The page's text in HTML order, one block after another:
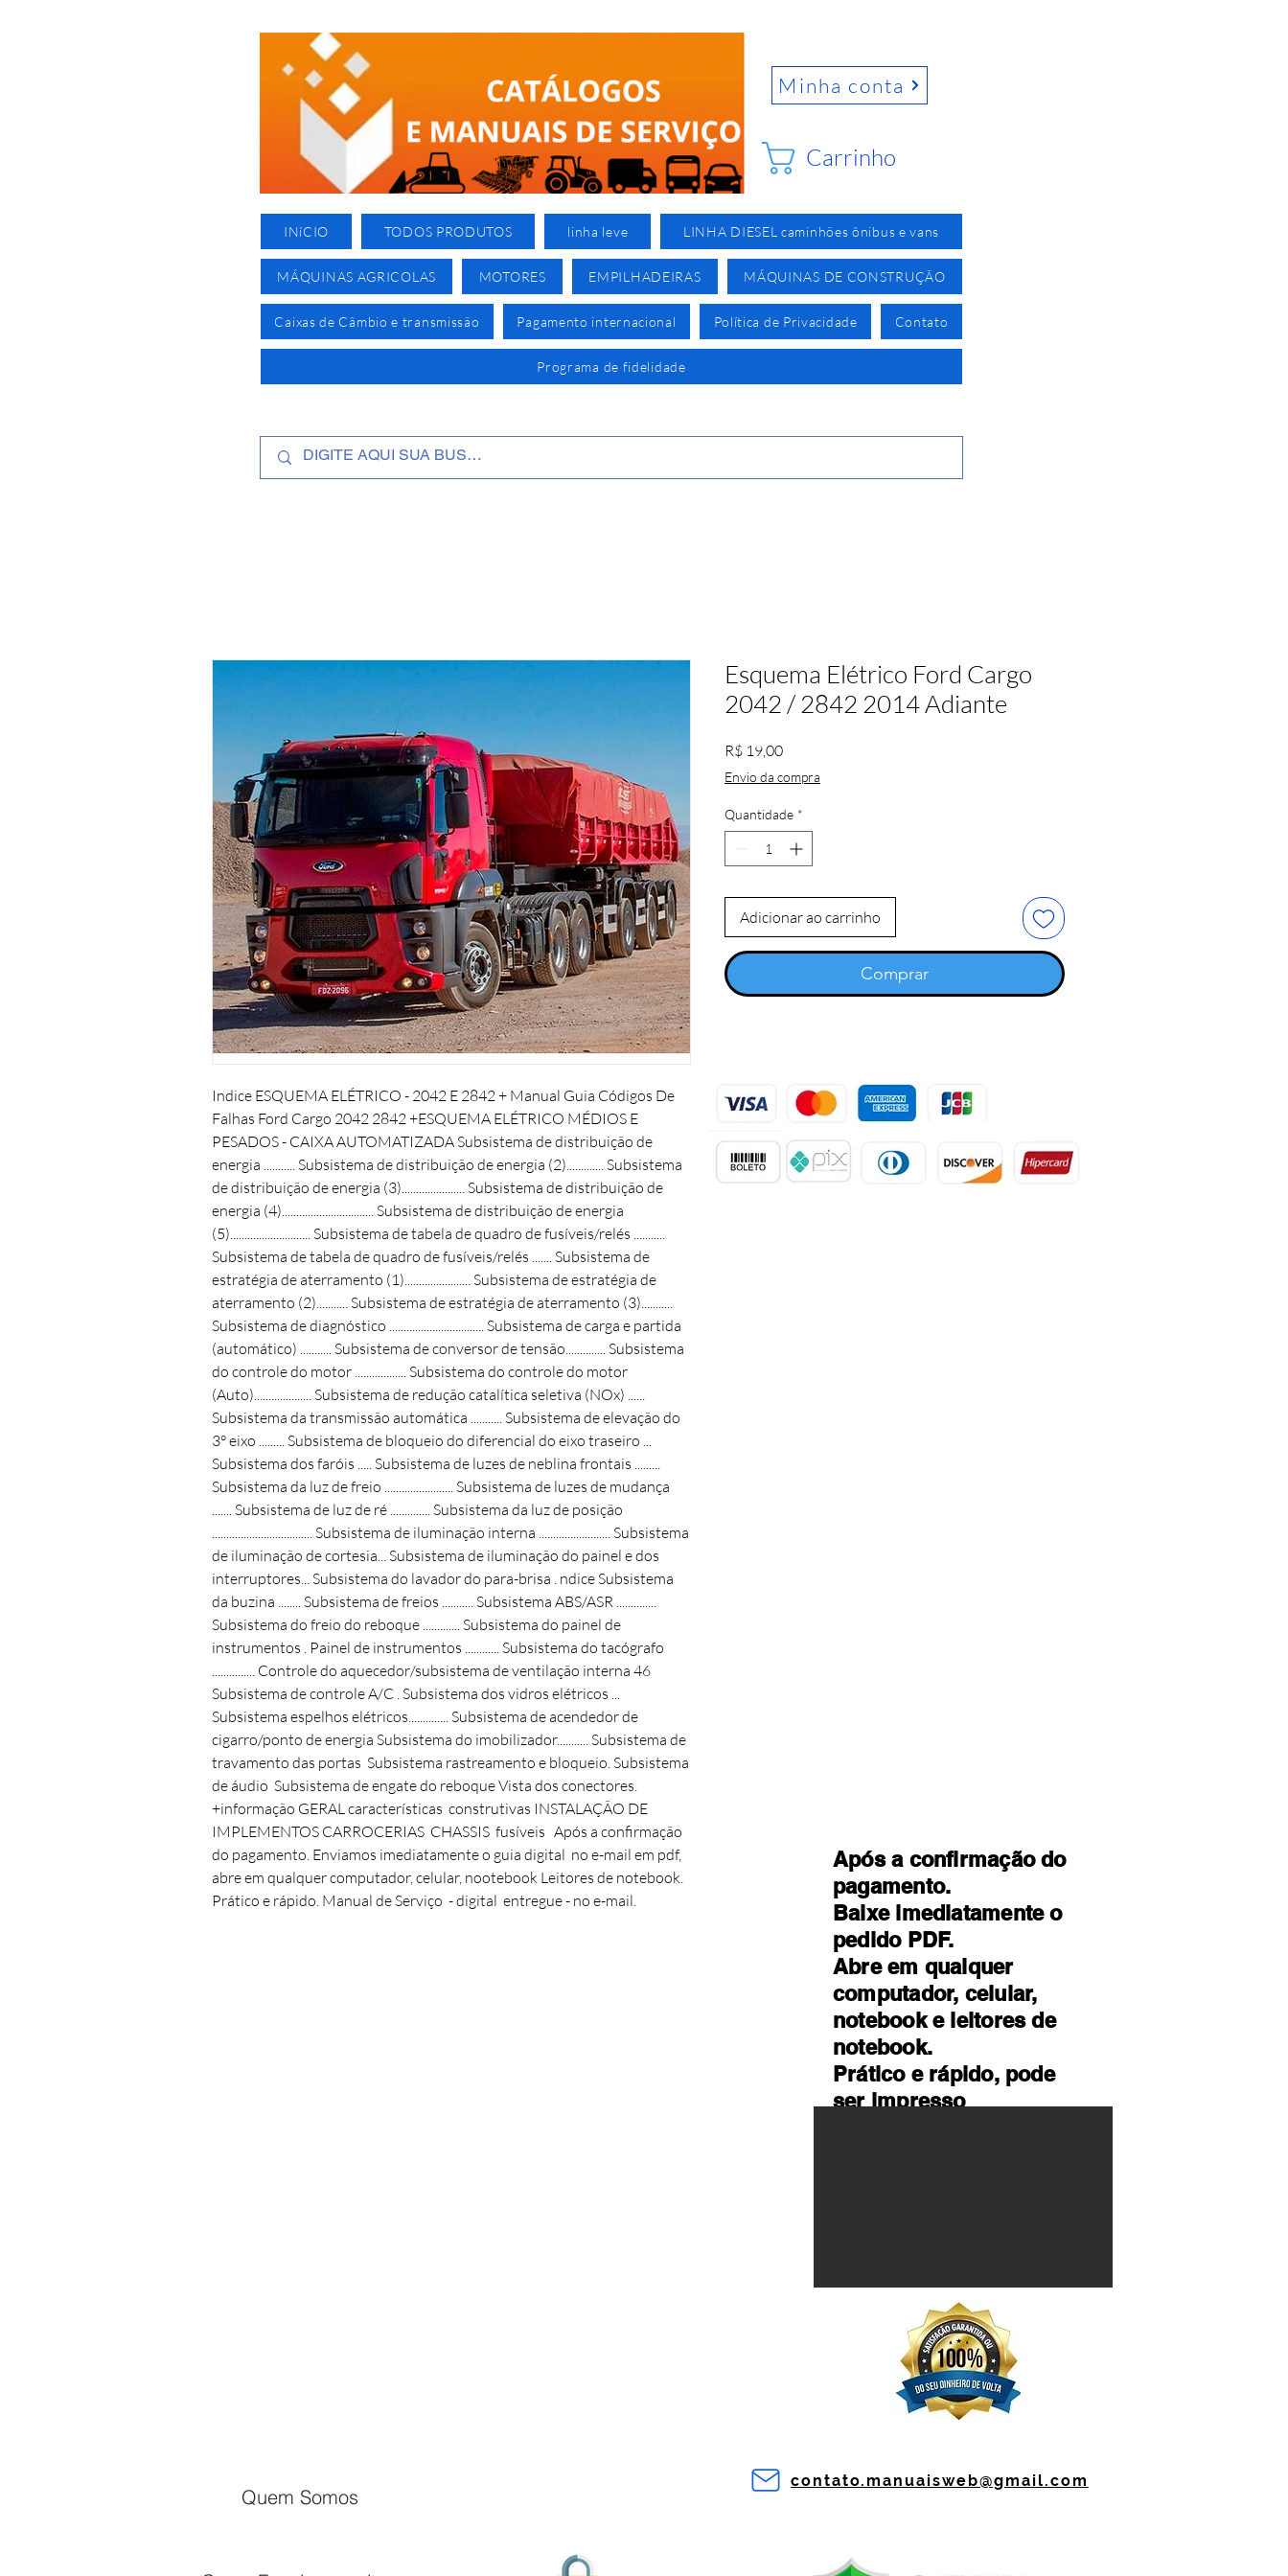
Minha conta
Carrinho
INíCIO TODOS PRODUTOS linha leve LINHA DIESEL caminhões ônibus e vans
MÁQUINAS AGRICOLAS MOTORES EMPILHADEIRAS MÁQUINAS DE CONSTRUÇÃO
Caixas de Câmbio e transmissão Pagamento internacional Política de Privacidade Contato
Programa de fidelidade
Indice ESQUEMA ELÉTRICO - 2042 E 2842 + Manual Guia Códigos De
Falhas Ford Cargo 2042 2842 +ESQUEMA ELÉTRICO MÉDIOS E
PESADOS - CAIXA AUTOMATIZADA Subsistema de distribuição de
energia ........... Subsistema de distribuição de energia (2)............. Subsistema
de distribuição de energia (3)...................... Subsistema de distribuição de
energia (4)................................ Subsistema de distribuição de energia
(5)............................ Subsistema de tabela de quadro de fusíveis/relés ...........
Subsistema de tabela de quadro de fusíveis/relés ....... Subsistema de
estratégia de aterramento (1)....................... Subsistema de estratégia de
aterramento (2)........... Subsistema de estratégia de aterramento (3)...........
Subsistema de diagnóstico ................................. Subsistema de carga e partida
(automático) ........... Subsistema de conversor de tensão.............. Subsistema
do controle do motor .................. Subsistema do controle do motor
(Auto).................... Subsistema de redução catalítica seletiva (NOx) ......
Subsistema da transmissão automática ........... Subsistema de elevação do
3° eixo ......... Subsistema de bloqueio do diferencial do eixo traseiro ...
Subsistema dos faróis ..... Subsistema de luzes de neblina frontais .........
Subsistema da luz de freio ........................ Subsistema de luzes de mudança
....... Subsistema de luz de ré .............. Subsistema da luz de posição
................................... Subsistema de iluminação interna ......................... Subsistema
de iluminação de cortesia... Subsistema de iluminação do painel e dos
interruptores... Subsistema do lavador do para-brisa . ndice Subsistema
da buzina ........ Subsistema de freios ........... Subsistema ABS/ASR ..............
Subsistema do freio do reboque ............. Subsistema do painel de
instrumentos . Painel de instrumentos ............ Subsistema do tacógrafo
............... Controle do aquecedor/subsistema de ventilação interna 46
Subsistema de controle A/C . Subsistema dos vidros elétricos ...
Subsistema espelhos elétricos.............. Subsistema de acendedor de
cigarro/ponto de energia Subsistema do imobilizador........... Subsistema de
travamento das portas Subsistema rastreamento e bloqueio. Subsistema
de áudio Subsistema de engate do reboque Vista dos conectores.
+informação GERAL características construtivas INSTALAÇÃO DE
IMPLEMENTOS CARROCERIAS CHASSIS fusíveis Após a confirmação
do pagamento. Enviamos imediatamente o guia digital no e-mail em pdf,
abre em qualquer computador, celular, nootebook Leitores de notebook.
Prático e rápido. Manual de Serviço - digital entregue - no e-mail.
Esquema Elétrico Ford Cargo
2042 / 2842 2014 Adiante
R$ 19,00Preço
Envio da compra
Quantidade *
Adicionar ao carrinho
Comprar
Após a confirmação do
pagamento.
Baixe imediatamente o
pedido PDF.
Abre em qualquer
computador, celular,
notebook e leitores de
notebook.
Prático e rápido, pode
ser impresso
Quem Somos
contato.manuaisweb@gmail.com